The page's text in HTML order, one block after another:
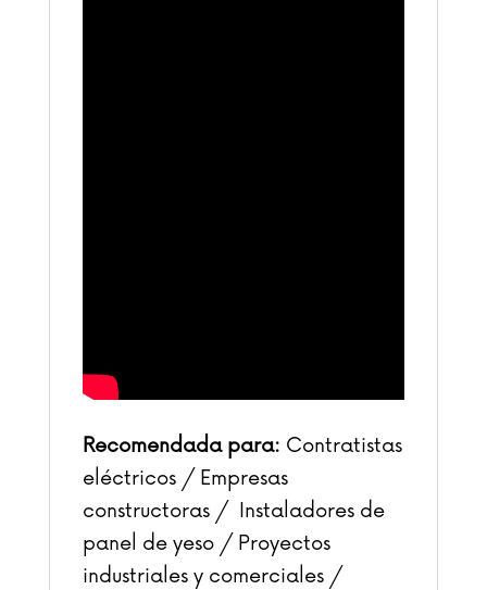
Recomendada para: Contratistas
eléctricos / Empresas
constructoras / Instaladores de
panel de yeso / Proyectos
industriales y comerciales /